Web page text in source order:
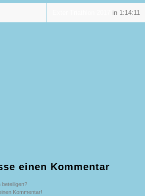
in 1:14:11
einen Kommentar
Kommentar!